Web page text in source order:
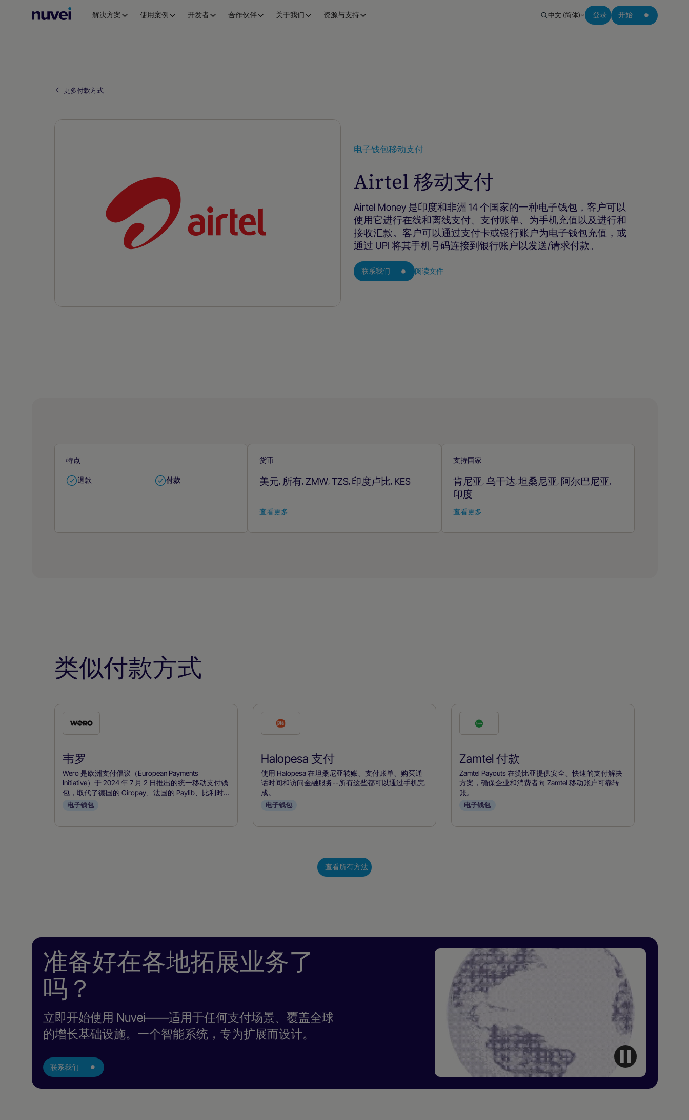
Nuvei解决方案 使用案例 开发者 合作伙伴 关于我们 资源与支持 中文 (简体) 登录 开始
更多付款方式
电子钱包移动支付
Airtel 移动支付
Airtel Money 是印度和非洲 14 个国家的一种电子钱包，客户可以
使用它进行在线和离线支付、支付账单、为手机充值以及进行和
接收汇款。客户可以通过支付卡或银行账户为电子钱包充值，或
通过 UPI 将其手机号码连接到银行账户以发送/请求付款。
联系我们 阅读文件
特点
退款 付款
货币
美元 所有 ZMW, TZS, 印度卢比 KES
查看更多
支持国家
肯尼亚 乌干达 坦桑尼亚 阿尔巴尼亚
印度
查看更多
类似付款方式
勾
选
付
款
方
式
韦罗
Wero 是欧洲支付倡议（European Payments
Initiative）于 2024 年 7 月 2 日推出的统一移动支付钱
包，取代了德国的 Giropay、法国的 Paylib、比利时
的 Payconiq 和荷兰的 iDEAL，提供泛欧支付解决方
电子钱包
选
付
款
方
式
Halopesa 支付
使用 Halopesa 在坦桑尼亚转账、支付账单、购买通
话时间和访问金融服务--所有这些都可以通过手机完
成。
电子钱包
选
付
款
方
式
Zamtel 付款
Zamtel Payouts 在赞比亚提供安全、快速的支付解决
方案，确保企业和消费者向 Zamtel 移动账户可靠转
账。
电子钱包
查看所有方法
准备好在各地拓展业务了
吗？
立即开始使用 Nuvei——适用于任何支付场景、覆盖全球
的增长基础设施。一个智能系统，专为扩展而设计。
联系我们